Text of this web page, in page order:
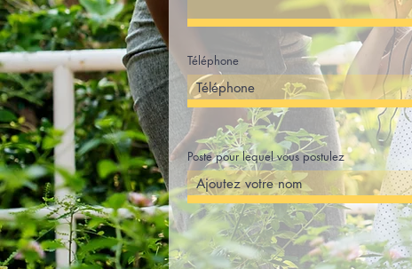
Téléphone
Poste pour lequel vous postulez